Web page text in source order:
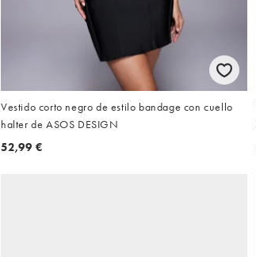
Vestido corto negro de estilo bandage con cuello
halter de ASOS DESIGN
52,99 €